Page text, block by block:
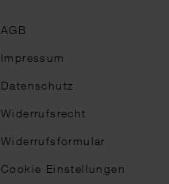
AGB
Impressum
Datenschutz
Widerrufsrecht
Widerrufsformular
Cookie Einstellungen